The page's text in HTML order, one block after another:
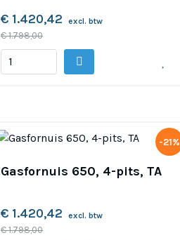
€ 1.420,42 excl. btw
€ 1.798,00
-21%
Gasfornuis 650, 4-pits, TA
€ 1.420,42 excl. btw
€ 1.798,00